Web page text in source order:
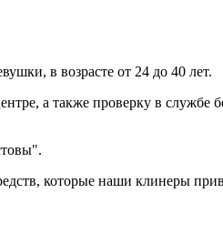
в возрасте от 24 до 40 лет.
а также проверку в службе
которые наши клинеры